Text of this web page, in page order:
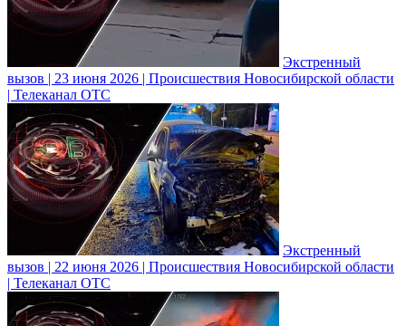
Экстренный
вызов | 23 июня 2026 | Происшествия Новосибирской области
| Телеканал ОТС
Экстренный
вызов | 22 июня 2026 | Происшествия Новосибирской области
| Телеканал ОТС